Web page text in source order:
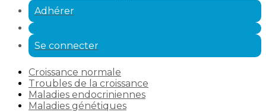
Adhérer
Se connecter
Croissance normale
Troubles de la croissance
Maladies endocriniennes
Maladies génétiques